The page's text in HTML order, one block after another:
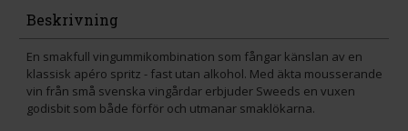
Beskrivning
En smakfull vingummikombination som fångar känslan av en
klassisk apéro spritz - fast utan alkohol. Med äkta mousserande
vin från små svenska vingårdar erbjuder Sweeds en vuxen
godisbit som både förför och utmanar smaklökarna.